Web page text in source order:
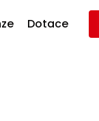
Dotace